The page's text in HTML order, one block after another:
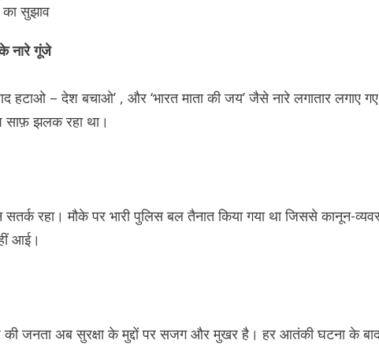
सुझाव
के नारे गूंजे
हटाओ – देश बचाओ’ , और ‘भारत माता की जय’ जैसे नारे लगातार लगाए
साफ़ झलक रहा था।
रहा। मौके पर भारी पुलिस बल तैनात किया गया था जिससे कानून-
आई।
की जनता अब सुरक्षा के मुद्दों पर सजग और मुखर है। हर आतंकी घटना के